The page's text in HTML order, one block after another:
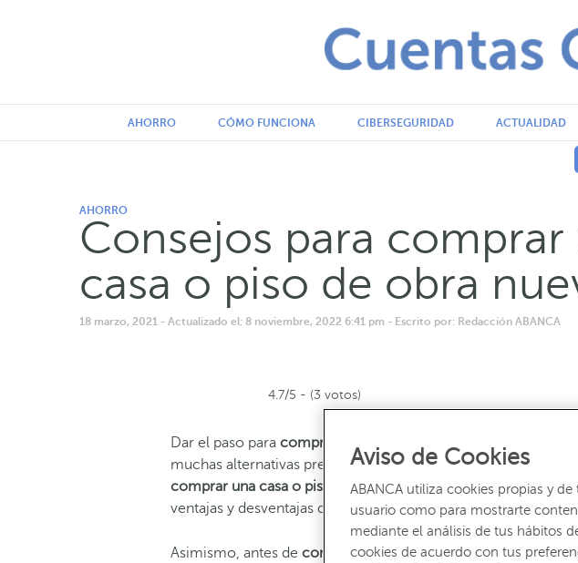
AHORRO CÓMO FUNCIONA CIBERSEGURIDAD ACTUALIDAD
AHORRO
Consejos para comprar
casa o piso de obra
18 marzo, 2021 - Actualizado el: 8 noviembre, 2022 6:41 pm - Escrito por: Redacción ABANCA
4.7/5 - (3 votos)
Dar el paso para comprar una vivienda
muchas alternativas previamente. En este post vamos a
comprar una casa o piso de obra nueva, con el objetivo de
ventajas y desventajas de este tipo de viviendas.
Asimismo, antes de comprar una viviendahay que tener en
Aviso de Cookies
ABANCA utiliza cookies propias y
usuario como para mostrarte
mediante el análisis de tus hábitos
cookies de acuerdo con tus